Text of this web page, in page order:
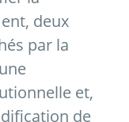
deux
par la
et,
de